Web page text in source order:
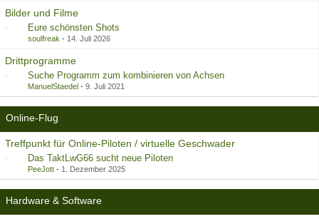
Bilder und Filme
Eure schönsten Shots
soulfreak - 14. Juli 2026
Drittprogramme
Suche Programm zum kombinieren von Achsen
ManuelStaedel - 9. Juli 2021
Online-Flug
Treffpunkt für Online-Piloten / virtuelle Geschwader
Das TaktLwG66 sucht neue Piloten
PeeJott - 1. Dezember 2025
Hardware & Software